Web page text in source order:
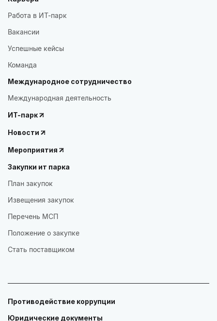
Работа в ИТ-парк
Вакансии
Успешные кейсы
Команда
Международное сотрудничество
Международная деятельность
ИТ-парк
Новости
Мероприятия
Закупки ит парка
План закупок
Извещения закупок
Перечень МСП
Положение о закупке
Стать поставщиком
Противодействие коррупции
Юридические документы